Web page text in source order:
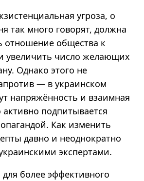
угроза, о
так много говорят, должна
отношение общества к
увеличить число желающих
Однако этого не
— в украинском
напряжённость и взаимная
активно подпитывается
Как изменить
давно и неоднократно
экспертами.
более эффективного